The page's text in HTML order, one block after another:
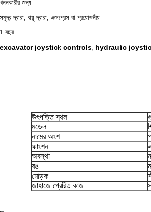
খননকারীর জন্য
সমুদ্র দ্বারা, বায়ু দ্বারা, এক্সপ্রেস বা প্রয়োজনীয়
1 বছর
excavator joystick controls, hydraulic
উৎপত্তি স্থল
মডেল
নামের অংশ
ফাংশন
অবস্থা
রঙ
মোড়ক
জাহাজে প্রেরিত কাজ